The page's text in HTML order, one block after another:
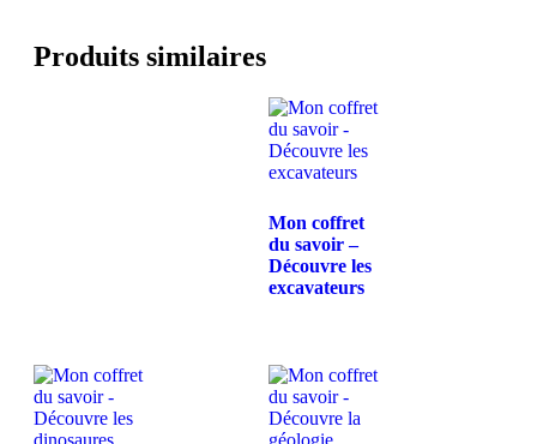
Produits similaires
Mon coffret
du savoir –
Découvre les
excavateurs